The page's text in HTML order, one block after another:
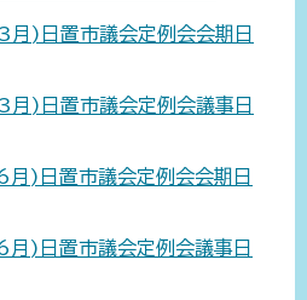
)日置市議会定例会会期日
)日置市議会定例会議事日
)日置市議会定例会会期日
)日置市議会定例会議事日